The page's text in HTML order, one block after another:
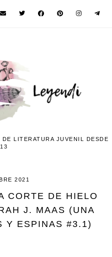
LITERATURA JUVENIL DESDE
2021
CORTE DE HIELO
J. MAAS (UNA
Y ESPINAS #3.1)